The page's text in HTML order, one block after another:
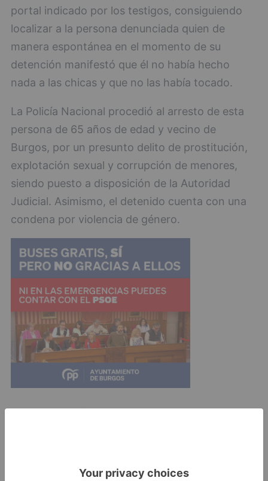
portal indicado por los testigos, consiguiendo
localizar a la persona denunciada quien de
manera espontánea en el momento de su
detención manifestó que él no había hecho
nada a las chicas y que no las había tocado.
La Policía Nacional procedió al arresto de esta
persona de 65 años de edad y vecino de
Burgos, por un presunto delito de prostitución,
explotación sexual y corrupción de menores,
siendo puesto a disposición de la Autoridad
Judicial. Asimismo, el detenido cuenta con una
condena por violencia de género.
delitos contra la libertad e indemnidad sexual.